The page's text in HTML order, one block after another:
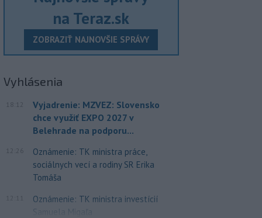
na Teraz.sk
ZOBRAZIŤ NAJNOVŠIE SPRÁVY
Vyhlásenia
18:12
Vyjadrenie: MZVEZ: Slovensko
chce využiť EXPO 2027 v
Belehrade na podporu...
12:26
Oznámenie: TK ministra práce,
sociálnych vecí a rodiny SR Erika
Tomáša
Oznámenie: TK ministra investícií
Samuela Migaľa